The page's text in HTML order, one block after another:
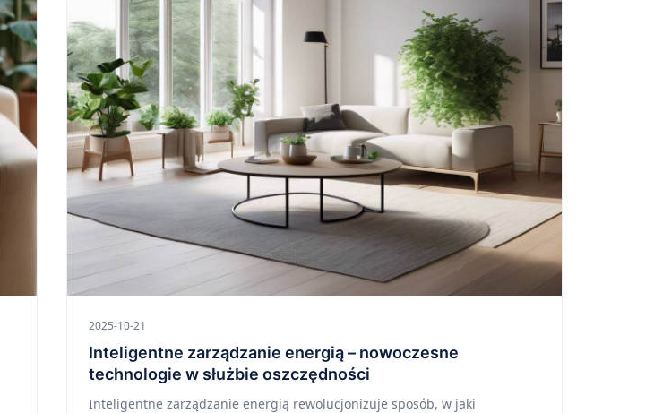
2025-10-21
Inteligentne zarządzanie energią – nowoczesne
technologie w służbie oszczędności
Inteligentne zarządzanie energią rewolucjonizuje sposób, w jaki